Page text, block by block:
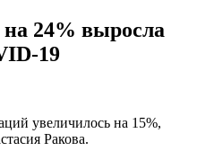
24% выросла
19
увеличилось на 15%,
Ракова.